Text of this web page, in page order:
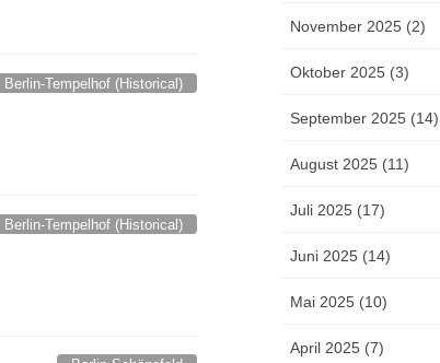
Berlin-Tempelhof (Historical)
Berlin-Tempelhof (Historical)
November 2025 (2)
Oktober 2025 (3)
September 2025 (14)
August 2025 (11)
Juli 2025 (17)
Juni 2025 (14)
Mai 2025 (10)
April 2025 (7)